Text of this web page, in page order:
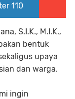
110
S.I.K., M.I.K.,
bentuk
upaya
dan warga.
ingin